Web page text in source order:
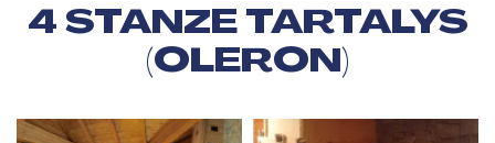
4 STANZE TARTALYS
(OLERON)